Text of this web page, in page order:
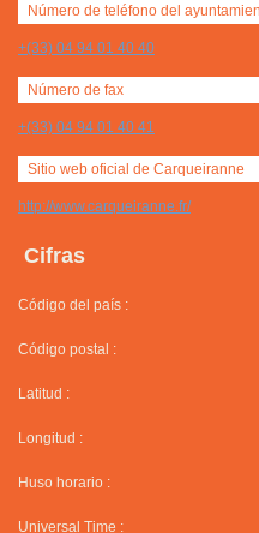
Número de teléfono del
+(33) 04 94 01 40 40
Número de fax
+(33) 04 94 01 40 41
Sitio web oficial de Carqueiranne
http://www.carqueiranne.fr/
Cifras
Código del país :
Código postal :
Latitud :
Longitud :
Huso horario :
Universal Time :